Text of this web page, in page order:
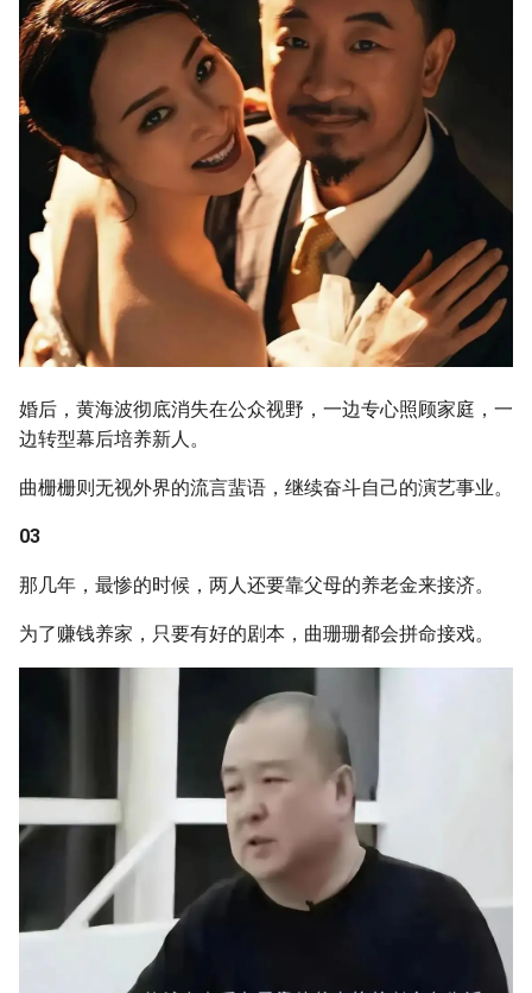
婚后，黄海波彻底消失在公众视野，一边专心照顾家庭，一
边转型幕后培养新人。
曲栅栅则无视外界的流言蜚语，继续奋斗自己的演艺事业。
03
那几年，最惨的时候，两人还要靠父母的养老金来接济。
为了赚钱养家，只要有好的剧本，曲珊珊都会拼命接戏。